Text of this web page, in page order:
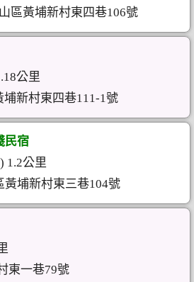
區黃埔新村東四巷106號
公里
埔新村東四巷111-1號
民宿
1.2公里
黃埔新村東三巷104號
東一巷79號